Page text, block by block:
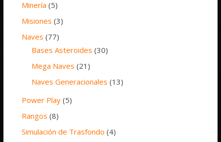
Minería (5)
Misiones (3)
Naves (77)
Bases Asteroides (30)
Mega Naves (21)
Naves Generacionales (13)
Power Play (5)
Rangos (8)
Simulación de Trasfondo (4)